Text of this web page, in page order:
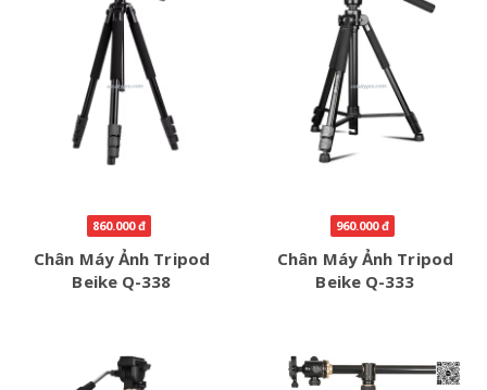
860.000 đ
Chân Máy Ảnh Tripod
Beike Q-338
960.000 đ
Chân Máy Ảnh Tripod
Beike Q-333